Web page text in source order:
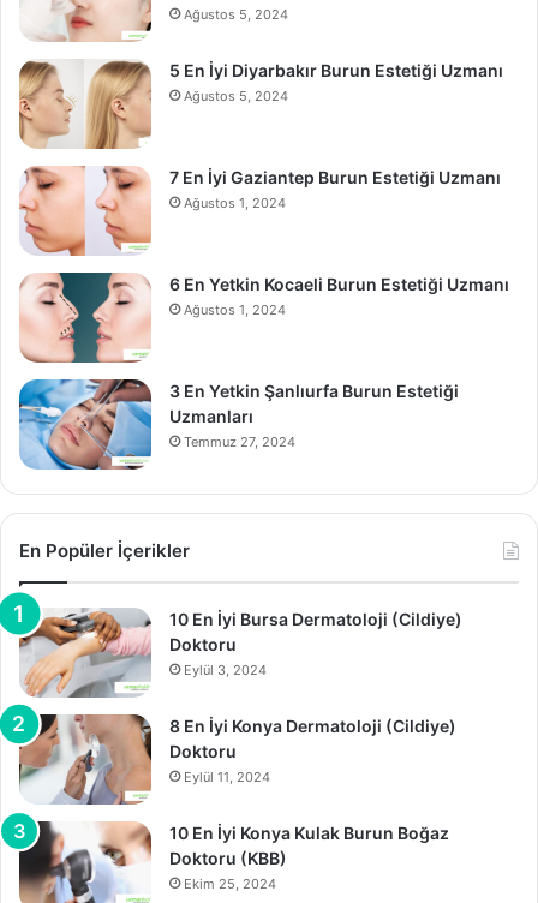
Ağustos 5, 2024
5 En İyi Diyarbakır Burun Estetiği Uzmanı
Ağustos 5, 2024
7 En İyi Gaziantep Burun Estetiği Uzmanı
Ağustos 1, 2024
6 En Yetkin Kocaeli Burun Estetiği Uzmanı
Ağustos 1, 2024
3 En Yetkin Şanlıurfa Burun Estetiği
Uzmanları
Temmuz 27, 2024
En Popüler İçerikler
10 En İyi Bursa Dermatoloji (Cildiye)
Doktoru
Eylül 3, 2024
8 En İyi Konya Dermatoloji (Cildiye)
Doktoru
Eylül 11, 2024
10 En İyi Konya Kulak Burun Boğaz
Doktoru (KBB)
Ekim 25, 2024